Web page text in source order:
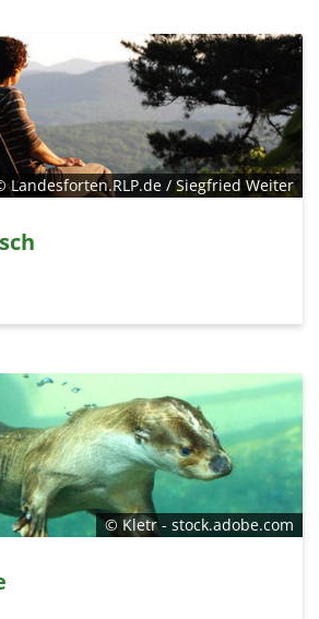
Landesforten.RLP.de / Siegfried Weiter
© Kletr - stock.adobe.com
Videoplattformen und Social Media
zu können, werden von
Medien Cookies gesetzt.